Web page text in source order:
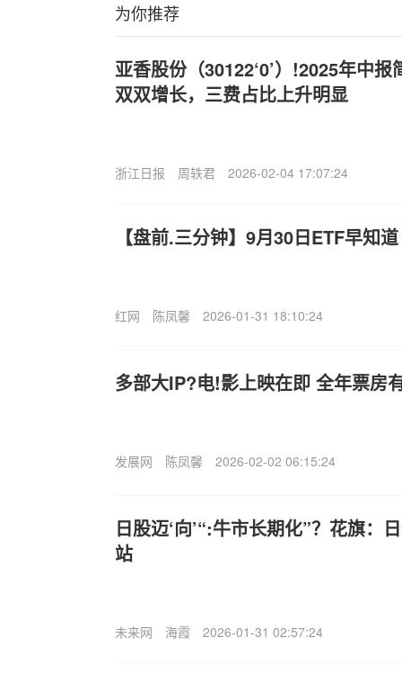
为你推荐
亚香股份（30122‘0’）!2025年中
双双增长，三费占比上升明显
浙江日报 周轶君 2026-02-04 17:07:24
【盘前.三分钟】9月30日ETF早知道
红网 陈凤馨 2026-01-31 18:10:24
多部大IP?电!影上映在即 全年票房
发展网 陈凤馨 2026-02-02 06:15:24
日股迈‘向’“:牛市长期化”？花旗：
站
未来网 海霞 2026-01-31 02:57:24